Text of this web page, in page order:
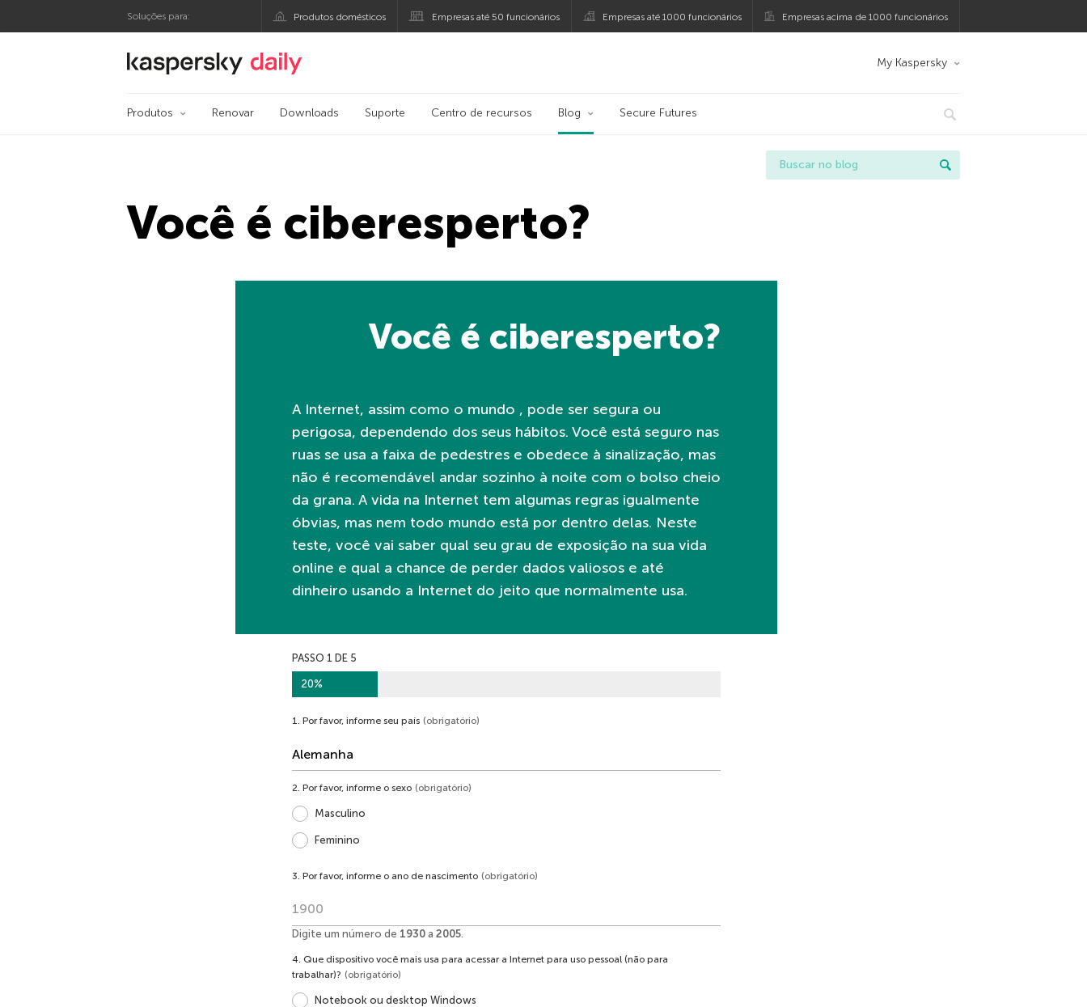
Soluções para: Produtos domésticos Empresas até 50 funcionários Empresas até 1000 funcionários Empresas acima de 1000 funcionários
Blog oficial da Kaspersky My Kaspersky
Produtos Renovar Downloads Suporte Centro de recursos Blog Secure Futures
Você é ciberesperto?
Você é ciberesperto?
A Internet, assim como o mundo , pode ser segura ou
perigosa, dependendo dos seus hábitos. Você está seguro nas
ruas se usa a faixa de pedestres e obedece à sinalização, mas
não é recomendável andar sozinho à noite com o bolso cheio
da grana. A vida na Internet tem algumas regras igualmente
óbvias, mas nem todo mundo está por dentro delas. Neste
teste, você vai saber qual seu grau de exposição na sua vida
online e qual a chance de perder dados valiosos e até
dinheiro usando a Internet do jeito que normalmente usa.
PASSO 1 DE 5
20%
1. Por favor, informe seu país (obrigatório)
2. Por favor, informe o sexo (obrigatório)
Masculino
Feminino
3. Por favor, informe o ano de nascimento (obrigatório)
Digite um número de 1930a 2005.
4. Que dispositivo você mais usa para acessar a Internet para uso pessoal (não para
trabalhar)? (obrigatório)
Notebook ou desktop Windows